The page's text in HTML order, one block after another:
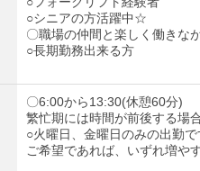
○シニアの方活躍中☆
〇職場の仲間と楽しく働きな
○長期勤務出来る方
〇6:00から13:30(休憩60分)
繁忙期には時間が前後する場
○火曜日、金曜日のみの出勤で
ご希望であれば、いずれ増や